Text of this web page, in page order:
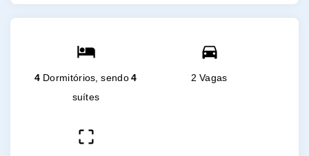
4 Dormitórios, sendo4
suítes
2 Vagas